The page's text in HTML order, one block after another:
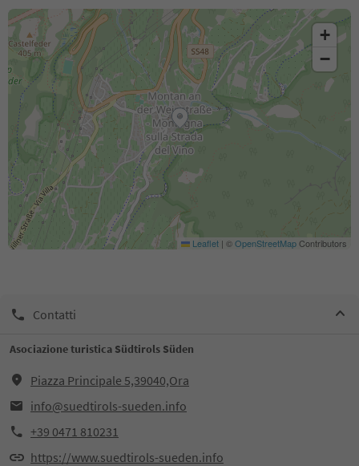
+
−
Leaflet | ©OpenStreetMapContributors
Contatti
Asociazione turistica Südtirols Süden
Piazza Principale 5,39040,Ora
info@suedtirols-sueden.info
+39 0471 810231
https://www.suedtirols-sueden.info